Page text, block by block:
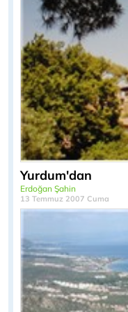
Yurdum'dan
Erdoğan Şahin
13 Temmuz 2007 Cuma